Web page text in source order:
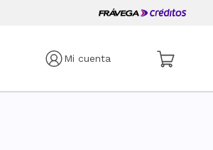
Mi cuenta